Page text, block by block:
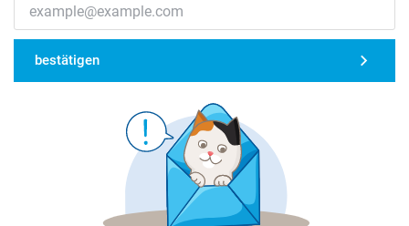
bestätigen